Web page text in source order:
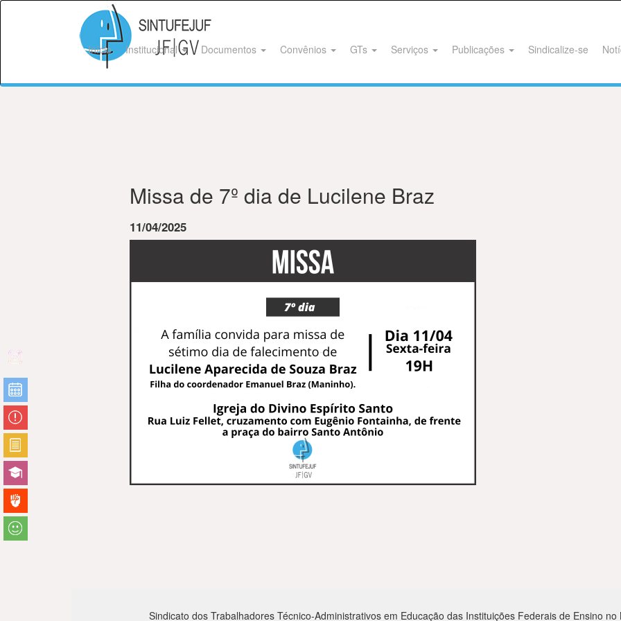
Início Institucional Documentos Convênios GTs Serviços Publicações Sindicalize-se
Missa de 7º dia de Lucilene Braz
11/04/2025
Sindicato dos Trabalhadores Técnico-Administrativos em Educação das Instituições Federais de Ensino